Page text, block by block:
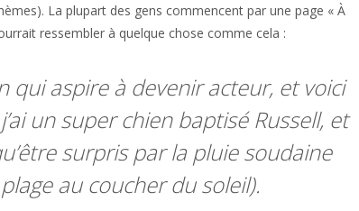
La plupart des gens commencent par une page « À
ressembler à quelque chose comme cela :
qui aspire à devenir acteur, et voici
un super chien baptisé Russell, et
surpris par la pluie soudaine
au coucher du soleil).